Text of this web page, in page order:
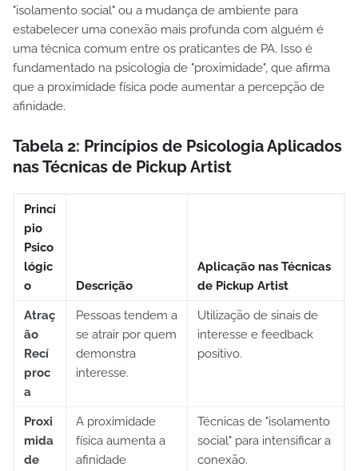
"isolamento social" ou a mudança de ambiente para
estabelecer uma conexão mais profunda com alguém é
uma técnica comum entre os praticantes de PA. Isso é
fundamentado na psicologia de "proximidade", que afirma
que a proximidade física pode aumentar a percepção de
afinidade.
Tabela 2: Princípios de Psicologia Aplicados
nas Técnicas de Pickup Artist
Princí
pio
Psico
lógic
o
Descrição
Aplicação nas Técnicas
de Pickup Artist
Atraç
ão
Recí
proc
a
Pessoas tendem a
se atrair por quem
demonstra
interesse.
Utilização de sinais de
interesse e feedback
positivo.
Proxi
mida
de
A proximidade
física aumenta a
afinidade
Técnicas de "isolamento
social" para intensificar a
conexão.